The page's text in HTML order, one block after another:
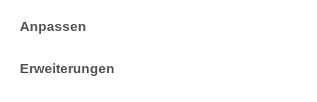
Anpassen
Erweiterungen